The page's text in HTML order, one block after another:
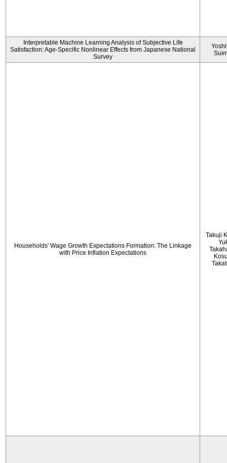
Interpretable Machine Learning Analysis of Subjective Life
Satisfaction: Age-Specific Nonlinear Effects from Japanese National
Survey
Households' Wage Growth Expectations Formation: The Linkage
with Price Inflation Expectations
Takuji